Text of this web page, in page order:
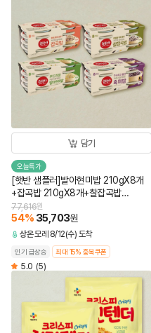
담기
오늘특가
[햇반 샘플러]발아현미밥 210gX8개
+잡곡밥 210gX8개+찰잡곡밥
210gX8개+흑미밥 210gX8개(총32
개)
77,616원
54% 35,703원
상온모레 8/12(수) 도착
인기 급상승 최대 15% 중복쿠폰
5.0 (5)